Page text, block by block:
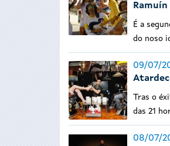
É a
do noso
09/07/
Tras o
das 21
08/07/